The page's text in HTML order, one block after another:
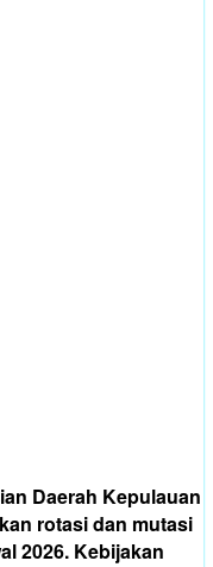
Daerah Kepulauan
rotasi dan mutasi
2026. Kebijakan